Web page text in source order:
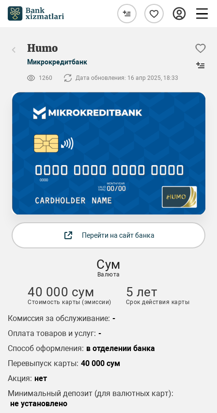
Humo
Микрокредитбанк
1260 Дата обновления: 16 апр 2025, 18:33
Перейти на сайт банка
Сум
Валюта
40 000 сум
Стоимость карты (эмиссии)
5 лет
Срок действия карты
Комиссия за обслуживание: -
Оплата товаров и услуг: -
Способ оформления: в отделении банка
Перевыпуск карты: 40 000 сум
Акция: нет
Минимальный депозит (для валютных карт):
не установлено